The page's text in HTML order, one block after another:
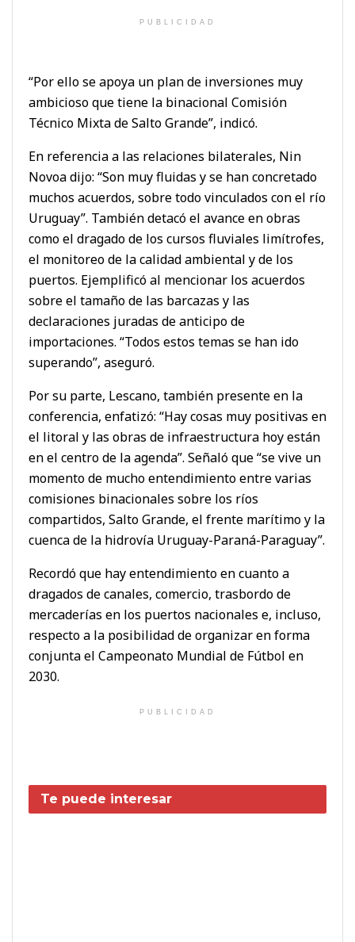
PUBLICIDAD
“Por ello se apoya un plan de inversiones muy
ambicioso que tiene la binacional Comisión
Técnico Mixta de Salto Grande”, indicó.
En referencia a las relaciones bilaterales, Nin
Novoa dijo: “Son muy fluidas y se han concretado
muchos acuerdos, sobre todo vinculados con el río
Uruguay”. También detacó el avance en obras
como el dragado de los cursos fluviales limítrofes,
el monitoreo de la calidad ambiental y de los
puertos. Ejemplificó al mencionar los acuerdos
sobre el tamaño de las barcazas y las
declaraciones juradas de anticipo de
importaciones. “Todos estos temas se han ido
superando”, aseguró.
Por su parte, Lescano, también presente en la
conferencia, enfatizó: “Hay cosas muy positivas en
el litoral y las obras de infraestructura hoy están
en el centro de la agenda”. Señaló que “se vive un
momento de mucho entendimiento entre varias
comisiones binacionales sobre los ríos
compartidos, Salto Grande, el frente marítimo y la
cuenca de la hidrovía Uruguay-Paraná-Paraguay”.
Recordó que hay entendimiento en cuanto a
dragados de canales, comercio, trasbordo de
mercaderías en los puertos nacionales e, incluso,
respecto a la posibilidad de organizar en forma
conjunta el Campeonato Mundial de Fútbol en
2030.
PUBLICIDAD
Te puede interesar